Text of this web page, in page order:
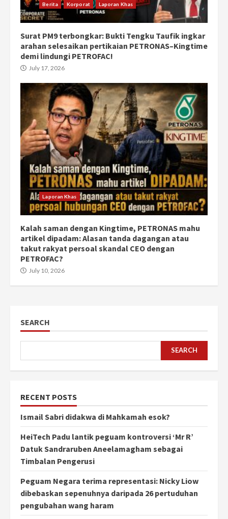
Berita Korporat Laporan Khas
Surat PM9 terbongkar: Bukti Tengku Taufik ingkar
arahan selesaikan pertikaian PETRONAS–Kingtime
demi lindungi PETROFAC!
July 17, 2026
Laporan Khas
Kalah saman dengan Kingtime, PETRONAS mahu
artikel dipadam: Alasan tanda dagangan atau
takut rakyat persoal skandal CEO dengan
PETROFAC?
July 10, 2026
SEARCH
SEARCH
RECENT POSTS
Ismail Sabri didakwa di Mahkamah esok?
HeiTech Padu lantik peguam kontroversi ‘Mr R’
Datuk Sandraruben Aneelamagham sebagai
Timbalan Pengerusi
Peguam Negara terima representasi: Nicky Liow
dibebaskan sepenuhnya daripada 26 pertuduhan
pengubahan wang haram